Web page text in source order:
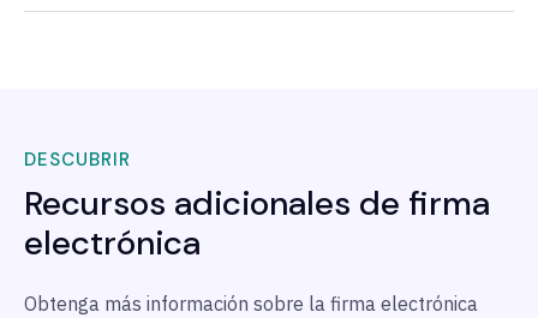
DESCUBRIR
Recursos adicionales de firma
electrónica
Obtenga más información sobre la firma electrónica